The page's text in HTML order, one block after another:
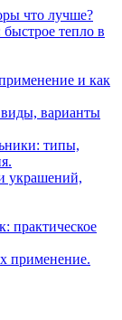
что лучше?
тепло в
и как
виды, варианты
типы,
украшений,
практическое
применение.